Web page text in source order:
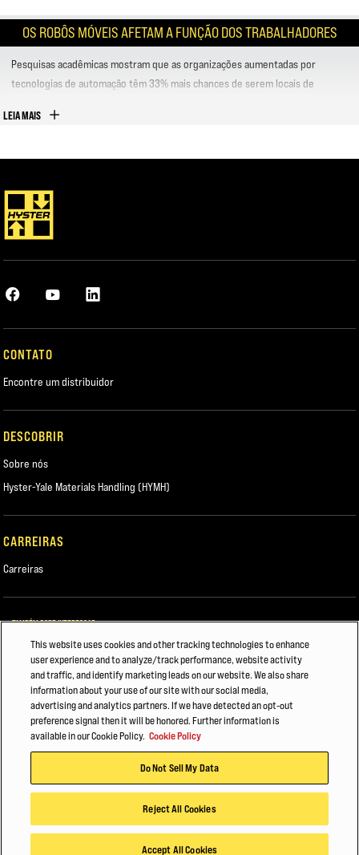
OS ROBÔS MÓVEIS AFETAM A FUNÇÃO DOS TRABALHADORES
Pesquisas acadêmicas mostram que as organizações aumentadas por
tecnologias de automação têm 33% mais chances de serem locais de
produtivos.
FAÇA O DOWNLOAD DO DOCUMENTO TÉCNICO
LEIA MAIS
CONTATO
Encontre um distribuidor
DESCOBRIR
Sobre nós
Hyster-Yale Materials Handling (HYMH)
CARREIRAS
Carreiras
TAMBÉM PODE INTERESSAR
Hyster Robotics
EMPILHADEIRAS COM OPERAÇÕES EM DIFERENTES ALTURAS
De volta ao trabalho: SEGURANÇA DE...
© 2026 Hyster-Yale Materials Handling, Inc., todos os direitos reservados.
Termos de utilização
Código de Conduta Para Parceiros Comerciais
Política de Cookies
This website uses cookies and other tracking technologies to enhance
user experience and to analyze/track performance, website activity
and traffic, and identify marketing leads on our website. We also share
information about your use of our site with our social media,
advertising and analytics partners. If we have detected an opt-out
preference signal then it will be honored. Further information is
available in our Cookie Policy. Cookie Policy
Do Not Sell My Data
Reject All Cookies
Accept All Cookies